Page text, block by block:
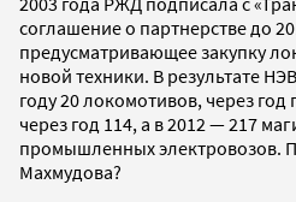
соглашение о партнерстве до
предусматривающее закупку
новой техники. В результате
году 20 локомотивов, через
через год 114, а в 2012 — 217
промышленных электровозов.
Махмудова?